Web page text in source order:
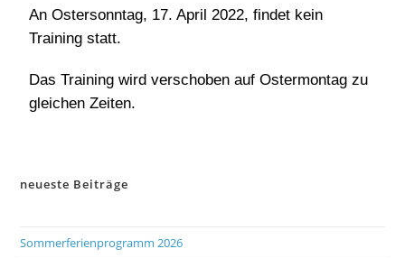
An Ostersonntag, 17. April 2022, findet kein
Training statt.
Das Training wird verschoben auf Ostermontag zu
gleichen Zeiten.
neueste Beiträge
Sommerferienprogramm 2026